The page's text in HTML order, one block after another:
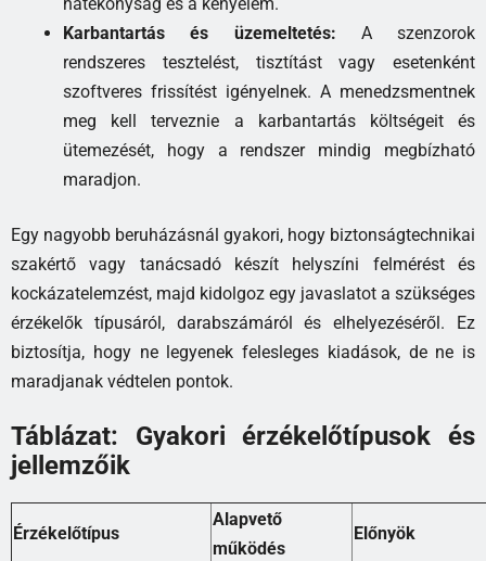
hatékonyság és a kényelem.
Karbantartás és üzemeltetés: A szenzorok
rendszeres tesztelést, tisztítást vagy esetenként
szoftveres frissítést igényelnek. A menedzsmentnek
meg kell terveznie a karbantartás költségeit és
ütemezését, hogy a rendszer mindig megbízható
maradjon.
Egy nagyobb beruházásnál gyakori, hogy biztonságtechnikai
szakértő vagy tanácsadó készít helyszíni felmérést és
kockázatelemzést, majd kidolgoz egy javaslatot a szükséges
érzékelők típusáról, darabszámáról és elhelyezéséről. Ez
biztosítja, hogy ne legyenek felesleges kiadások, de ne is
maradjanak védtelen pontok.
Táblázat: Gyakori érzékelőtípusok és
jellemzőik
Érzékelőtípus
Alapvető
működés
Előnyök